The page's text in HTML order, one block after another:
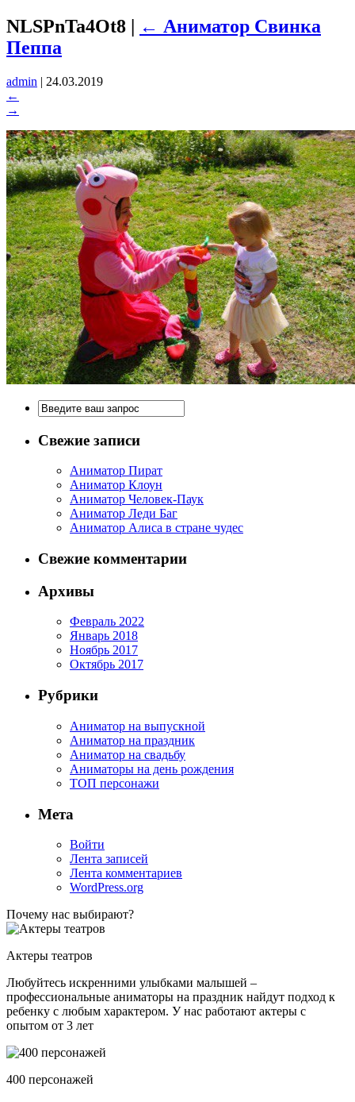
NLSPnTa4Ot8 | ← Аниматор Свинка
Пеппа
admin | 24.03.2019
←
→
Свежие записи
Аниматор Пират
Аниматор Клоун
Аниматор Человек-Паук
Аниматор Леди Баг
Аниматор Алиса в стране чудес
Свежие комментарии
Архивы
Февраль 2022
Январь 2018
Ноябрь 2017
Октябрь 2017
Рубрики
Аниматор на выпускной
Аниматор на праздник
Аниматор на свадьбу
Аниматоры на день рождения
ТОП персонажи
Мета
Войти
Лента записей
Лента комментариев
WordPress.org
Почему нас выбирают?
Актеры театров
Любуйтесь искренними улыбками малышей –
профессиональные аниматоры на праздник найдут подход к
ребенку с любым характером. У нас работают актеры с
опытом от 3 лет
400 персонажей